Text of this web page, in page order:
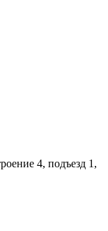
4, подъезд 1,